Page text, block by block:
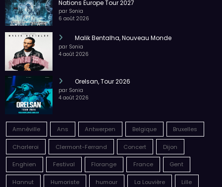
Nations Europe Tour 2027
par Sonia
6 août 2026
Malik Bentalha, Nouveau Monde
par Sonia
4 août 2026
Orelsan, Tour 2026
par Sonia
4 août 2026
Amnéville Ans Antwerpen Belgique Bruxelles
Charleroi Clermont-Ferrand Concert Dijon
Enghien Festival Florange France Gent
Hannut Humoriste humour La Louvière Lille